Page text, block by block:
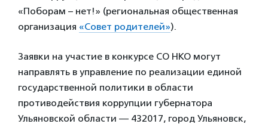
«Поборам – нет!» (региональная общественная
организация «Совет родителей»).
Заявки на участие в конкурсе СО НКО могут
направлять в управление по реализации единой
государственной политики в области
противодействия коррупции губернатора
Ульяновской области — 432017, город Ульяновск,